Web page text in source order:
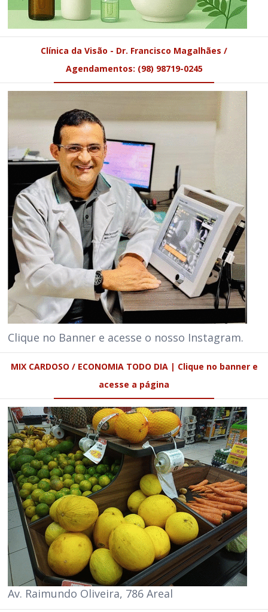
Clínica da Visão - Dr. Francisco Magalhães /
Agendamentos: (98) 98719-0245
Clique no Banner e acesse o nosso Instagram.
MIX CARDOSO / ECONOMIA TODO DIA | Clique no banner e
acesse a página
Av. Raimundo Oliveira, 786 Areal